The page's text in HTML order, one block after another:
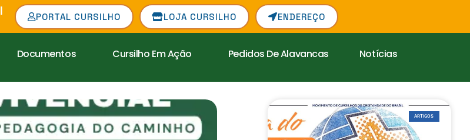
PORTAL CURSILHO LOJA CURSILHO ENDEREÇO
Documentos Cursilho Em Ação Pedidos De Alavancas Notícias
ARTIGOS